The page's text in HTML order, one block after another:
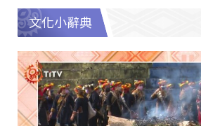
文化小辭典